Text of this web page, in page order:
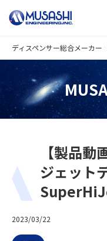
ディスペンサー総合メーカー
【製品
ジェット
2023/03/22